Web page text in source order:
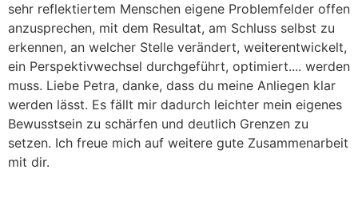
sehr reflektiertem Menschen eigene Problemfelder offen
anzusprechen, mit dem Resultat, am Schluss selbst zu
erkennen, an welcher Stelle verändert, weiterentwickelt,
ein Perspektivwechsel durchgeführt, optimiert.... werden
muss. Liebe Petra, danke, dass du meine Anliegen klar
werden lässt. Es fällt mir dadurch leichter mein eigenes
Bewusstsein zu schärfen und deutlich Grenzen zu
setzen. Ich freue mich auf weitere gute Zusammenarbeit
mit dir.